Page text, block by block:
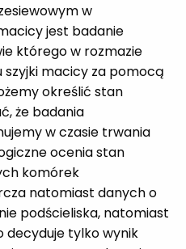
w
jest badanie
którego w rozmazie
szyjki macicy za pomocą
określić stan
że badania
w czasie trwania
ocenia stan
komórek
natomiast danych o
podścieliska, natomiast
decyduje tylko wynik